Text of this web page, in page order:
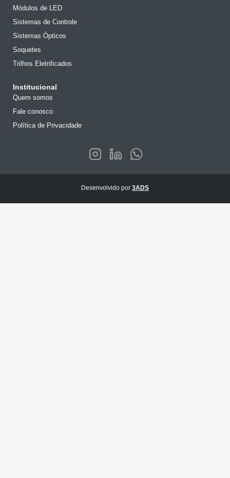
Módulos de LED
Sistemas de Controle
Sistemas Ópticos
Soquetes
Trilhos Eletrificados
Institucional
Quem somos
Fale conosco
Política de Privacidade
Desenvolvido por 3ADS